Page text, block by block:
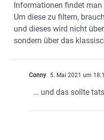
Informationen findet
Um diese zu filtern,
und dieses wird nicht
sondern über das
Conny 5. Mai 2021 um
… und das sollte